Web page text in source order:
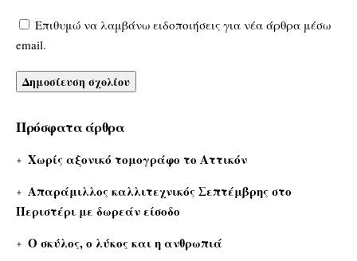
Επιθυμώ να λαμβάνω ειδοποιήσεις για νέα άρθρα μέσω
email.
Πρόσφατα άρθρα
Χωρίς αξονικό τομογράφο το Αττικόν
Απαράμιλλος καλλιτεχνικός Σεπτέμβρης στο
Περιστέρι με δωρεάν είσοδο
Ο σκύλος, ο λύκος και η ανθρωπιά